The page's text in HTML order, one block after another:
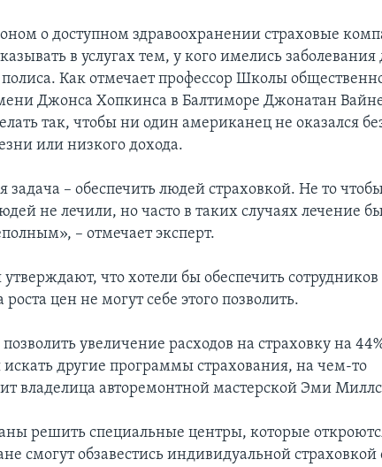
о доступном здравоохранении страховые
в услугах тем, у кого имелись заболевания
Как отмечает профессор Школы
Джонcа Хопкинса в Балтиморе Джонатан
так, чтобы ни один американец не оказался
или низкого дохода.
задача – обеспечить людей страховкой. Не то
не лечили, но часто в таких случаях лечение
– отмечает эксперт.
что хотели бы обеспечить сотрудников
цен не могут себе этого позволить.
увеличение расходов на страховку на
искать другие программы страхования, на чем-то
владелица авторемонтной мастерской Эми
решить специальные центры, которые
смогут обзавестись индивидуальной страховкой